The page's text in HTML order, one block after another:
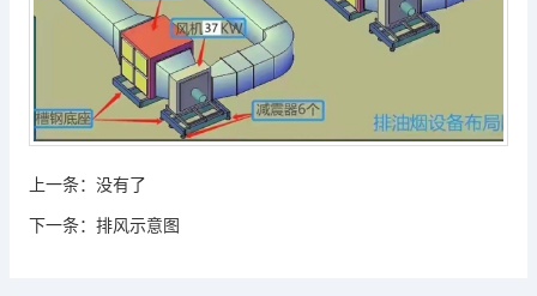
上一条： 没有了
下一条： 排风示意图